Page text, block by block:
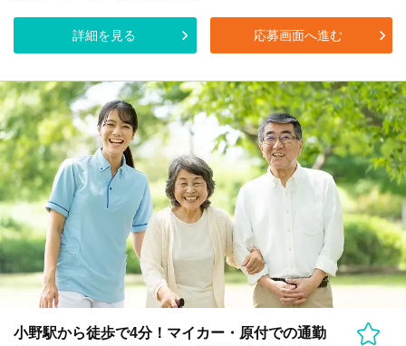
詳細を見る 応募画面へ進む
小野駅から徒歩で4分！マイカー・原付での通勤